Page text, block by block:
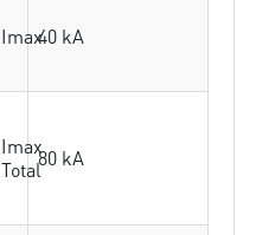
Imax40 kA
Imax
Total80 kA